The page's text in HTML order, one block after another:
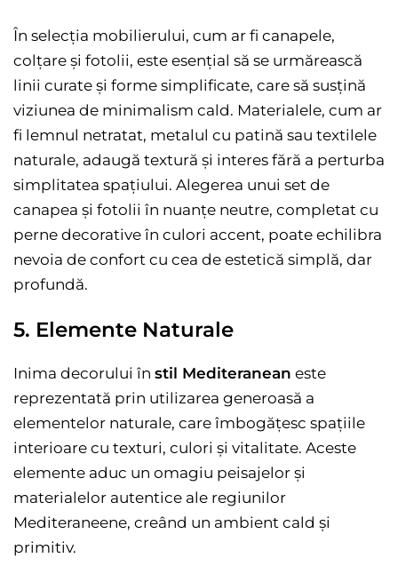
În selecția mobilierului, cum ar fi canapele,
colțare și fotolii, este esențial să se urmărească
linii curate și forme simplificate, care să susțină
viziunea de minimalism cald. Materialele, cum ar
fi lemnul netratat, metalul cu patină sau textilele
naturale, adaugă textură și interes fără a perturba
simplitatea spațiului. Alegerea unui set de
canapea și fotolii în nuanțe neutre, completat cu
perne decorative în culori accent, poate echilibra
nevoia de confort cu cea de estetică simplă, dar
profundă.
5. Elemente Naturale
Inima decorului în stil Mediteranean este
reprezentată prin utilizarea generoasă a
elementelor naturale, care îmbogățesc spațiile
interioare cu texturi, culori și vitalitate. Aceste
elemente aduc un omagiu peisajelor și
materialelor autentice ale regiunilor
Mediteraneene, creând un ambient cald și
primitiv.